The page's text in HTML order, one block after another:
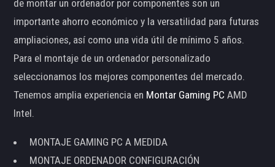
de montar un ordenador por componentes son un
importante ahorro económico y la versatilidad para futuras
ampliaciones, así como una vida útil de mínimo 5 años.
Para el montaje de un ordenador personalizado
seleccionamos los mejores componentes del mercado.
Tenemos amplia experiencia en Montar Gaming PC AMD
Intel.
MONTAJE GAMING PC A MEDIDA
MONTAJE ORDENADOR CONFIGURACIÓN